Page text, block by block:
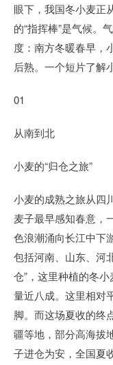
眼下，我国冬小麦正
的“指挥棒”是气候。
度：南方冬暖春早，
后熟。一个短片了解
01
从南到北
小麦的“归仓之旅”
小麦的成熟之旅从四
麦子最早感知春意，
色浪潮涌向长江中下
包括河南、山东、河
仓”，这里种植的冬
量近八成。这里相对
脚。而这场夏收的终
疆等地，部分高海拔
子进仓为安，全国夏